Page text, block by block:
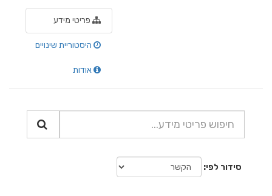
פריטי מידע
היסטוריית שינויים
אודות
סידור לפי